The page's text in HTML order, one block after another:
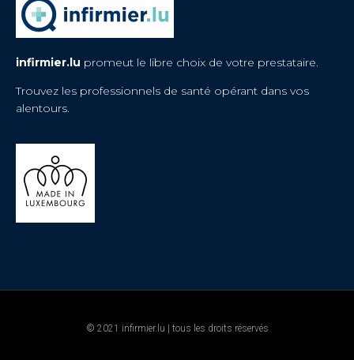
infirmier.lu promeut le libre choix de votre prestataire.
Trouvez les professionnels de santé opérant dans vos
alentours.
© 2021 infirmier.lu | tous les droits réservés